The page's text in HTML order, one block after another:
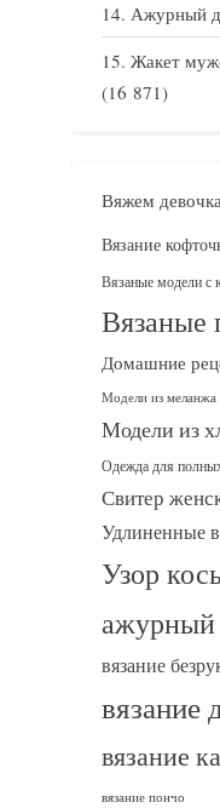
Ажурный
Жакет
(16 871)
Вяжем
Вязание
Вязаные модели с
Вязаные
Домашние
Модели из меланжа
Модели из
Одежда для
Свитер
Удлиненные
Узор
ажурный
вязание
вязание
вязание
вязание пончо